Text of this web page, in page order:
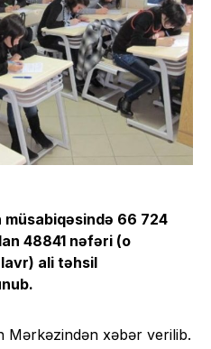
66 724
48841 nəfəri (o
ali təhsil
Mərkəzindən xəbər verilib.